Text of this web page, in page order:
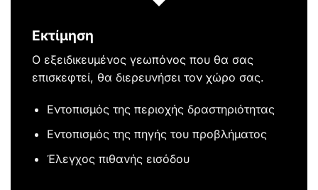
Εκτίμηση
Ο εξειδικευμένος γεωπόνος που θα σας
επισκεφτεί, θα διερευνήσει τον χώρο σας.
Εντοπισμός της περιοχής δραστηριότητας
Εντοπισμός της πηγής του προβλήματος
Έλεγχος πιθανής εισόδου